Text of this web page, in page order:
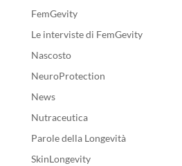
FemGevity
Le interviste di FemGevity
Nascosto
NeuroProtection
News
Nutraceutica
Parole della Longevità
SkinLongevity